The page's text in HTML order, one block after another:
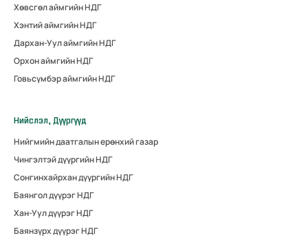
Хөвсгөл аймгийн НДГ
Хэнтий аймгийн НДГ
Дархан-Уул аймгийн НДГ
Орхон аймгийн НДГ
Говьсүмбэр аймгийн НДГ
Нийслэл, Дүүргүүд
Нийгмийн даатгалын ерөнхий газар
Чингэлтэй дүүргийн НДГ
Сонгинхайрхан дүүргийн НДГ
Баянгол дүүрэг НДГ
Хан-Уул дүүрэг НДГ
Баянзүрх дүүрэг НДГ